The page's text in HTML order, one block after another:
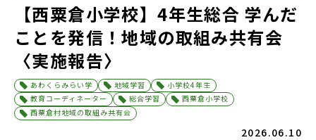
【西粟倉小学校】4年生総合 学んだ
ことを発信！地域の取組み共有会
〈実施報告〉
あわくらみらい学 地域学習
小学校4年生
教育コーディネーター
総合学習
西粟倉小学校
西粟倉村地域の取組み共有会
2026.06.10